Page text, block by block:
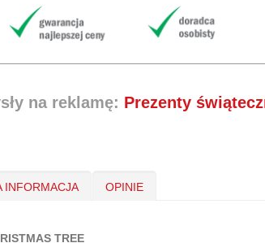
na reklamę: Prezenty
INFORMACJA OPINIE
TREE